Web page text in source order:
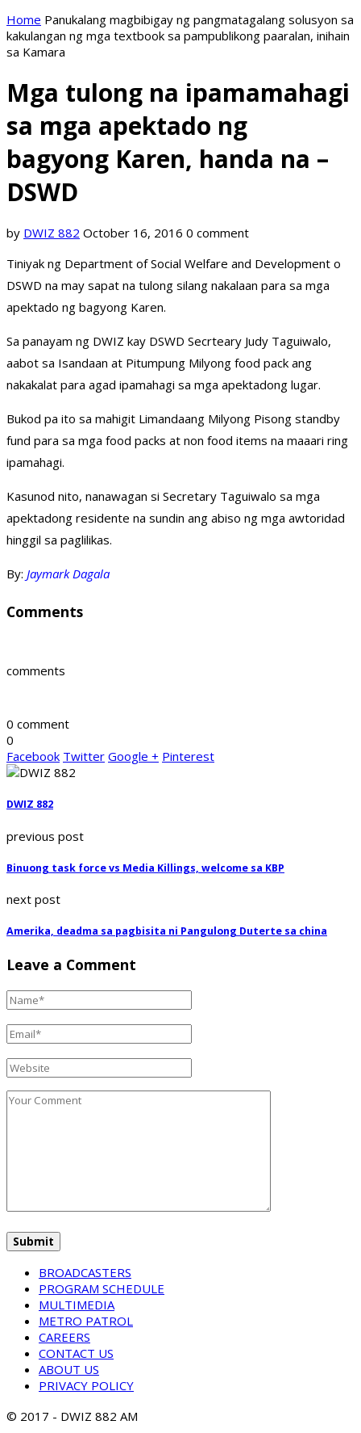
Home Panukalang magbibigay ng pangmatagalang solusyon sa
kakulangan ng mga textbook sa pampublikong paaralan, inihain
sa Kamara
Mga tulong na ipamamahagi
sa mga apektado ng
bagyong Karen, handa na –
DSWD
by DWIZ 882 October 16, 2016 0 comment
Tiniyak ng Department of Social Welfare and Development o
DSWD na may sapat na tulong silang nakalaan para sa mga
apektado ng bagyong Karen.
Sa panayam ng DWIZ kay DSWD Secrteary Judy Taguiwalo,
aabot sa Isandaan at Pitumpung Milyong food pack ang
nakakalat para agad ipamahagi sa mga apektadong lugar.
Bukod pa ito sa mahigit Limandaang Milyong Pisong standby
fund para sa mga food packs at non food items na maaari ring
ipamahagi.
Kasunod nito, nanawagan si Secretary Taguiwalo sa mga
apektadong residente na sundin ang abiso ng mga awtoridad
hinggil sa paglilikas.
By: Jaymark Dagala
Comments
comments
0 comment
0
Facebook Twitter Google + Pinterest
DWIZ 882
previous post
Binuong task force vs Media Killings, welcome sa KBP
next post
Amerika, deadma sa pagbisita ni Pangulong Duterte sa china
Leave a Comment
BROADCASTERS
PROGRAM SCHEDULE
MULTIMEDIA
METRO PATROL
CAREERS
CONTACT US
ABOUT US
PRIVACY POLICY
© 2017 - DWIZ 882 AM